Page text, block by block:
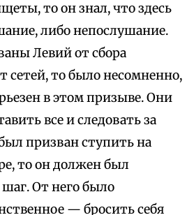
то он знал, что здесь
либо непослушание.
Левий от сбора
сетей, то было несомненно,
в этом призыве. Они
все и следовать за
призван ступить на
то он должен был
шаг. От него было
— бросить себя